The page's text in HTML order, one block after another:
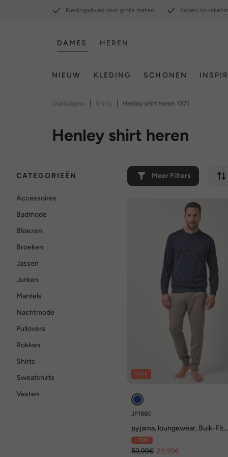
Kledingadvies voor grote maten Kopen op
DAMES HEREN
NIEUW KLEDING SCHONEN
Startpagina | Shirts | Henley shirt heren (37)
Henley shirt heren
CATEGORIEËN Meer Filters
Accessoires
Badmode
Bloezen
Broeken
Jassen
Jurken
Mantels
Nachtmode
Pullovers
Rokken
Shirts
Sweatshirts
Vesten
SALE
JP1880
pyjama, loungewear, Buik-Fit,
tweedelig, minimalistisch
tot 8XL
- 50%
59,99€ 29,99€